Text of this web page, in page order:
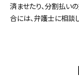
済ませたり、分割払い
合には、弁護士に相談し